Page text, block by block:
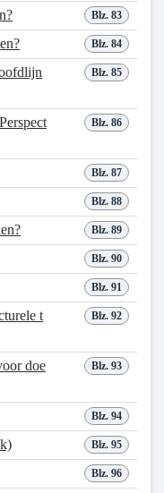
Blz. 83
Blz. 84
Blz. 85
Blz. 86
Blz. 87
Blz. 88
Blz. 89
Blz. 90
Blz. 91
Blz. 92
t
Blz. 93
doe
Blz. 94
Blz. 95
Blz. 96